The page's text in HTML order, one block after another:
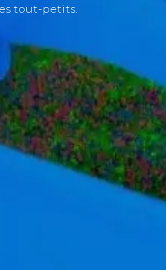
tout-petits.